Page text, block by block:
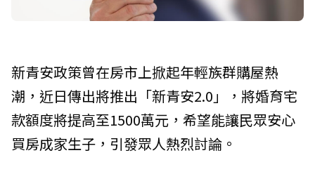
新青安政策曾在房市上掀起年輕族群購屋熱
潮，近日傳出將推出「新青安2.0」，將婚育宅
款額度將提高至1500萬元，希望能讓民眾安心
買房成家生子，引發眾人熱烈討論。